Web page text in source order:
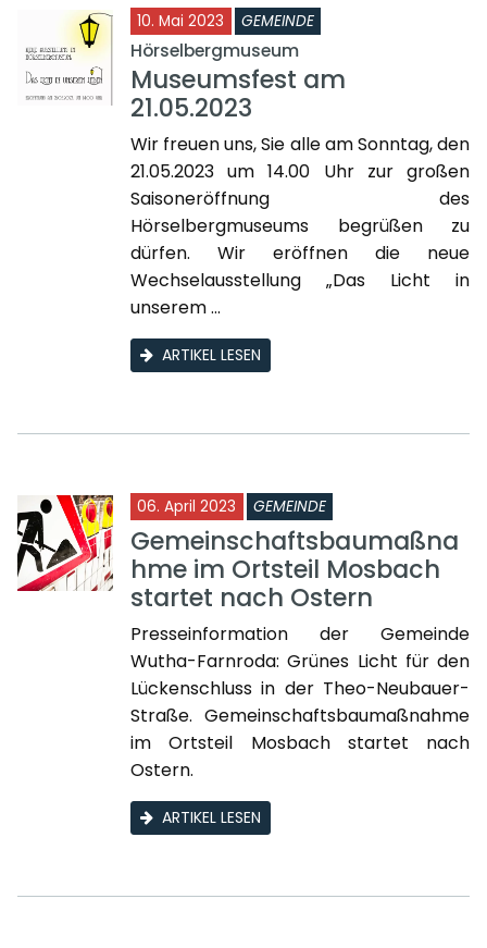
10. Mai 2023 GEMEINDE
Hörselbergmuseum
Museumsfest am
21.05.2023
Wir freuen uns, Sie alle am Sonntag, den
21.05.2023 um 14.00 Uhr zur großen
Saisoneröffnung des
Hörselbergmuseums begrüßen zu
dürfen. Wir eröffnen die neue
Wechselausstellung „Das Licht in
unserem ...
ARTIKEL LESEN
06. April 2023 GEMEINDE
Gemeinschaftsbaumaßna
hme im Ortsteil Mosbach
startet nach Ostern
Presseinformation der Gemeinde
Wutha-Farnroda: Grünes Licht für den
Lückenschluss in der Theo-Neubauer-
Straße. Gemeinschaftsbaumaßnahme
im Ortsteil Mosbach startet nach
Ostern.
ARTIKEL LESEN